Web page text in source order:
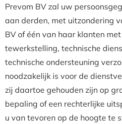
Prevom BV zal uw
aan derden, met uitzondering
BV of één van haar klanten
tewerkstelling, technische
technische ondersteuning
noodzakelijk is voor de
zij daartoe gehouden zijn op
bepaling of een rechterlijke
u van tevoren op de hoogte te